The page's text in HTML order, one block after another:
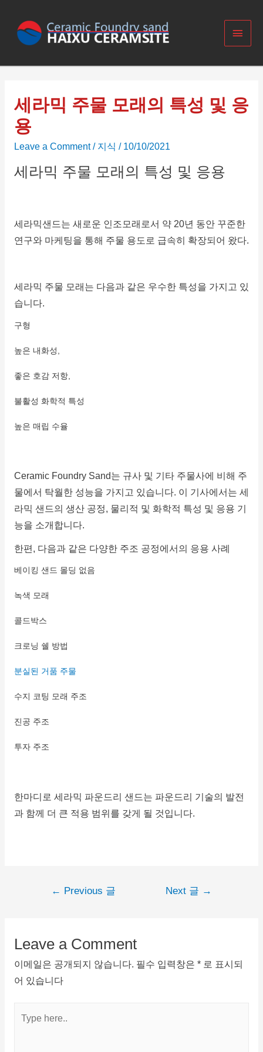
세라믹 주물 모래의 특성 및 응
용
Leave a Comment / 지식 / 10/10/2021
세라믹 주물 모래의 특성 및 응용
세라믹샌드는 새로운 인조모래로서 약 20년 동안 꾸준한
연구와 마케팅을 통해 주물 용도로 급속히 확장되어 왔다.
세라믹 주물 모래는 다음과 같은 우수한 특성을 가지고 있
습니다.
구형
높은 내화성,
좋은 호감 저항,
불활성 화학적 특성
높은 매립 수율
Ceramic Foundry Sand는 규사 및 기타 주물사에 비해 주
물에서 탁월한 성능을 가지고 있습니다. 이 기사에서는 세
라믹 샌드의 생산 공정, 물리적 및 화학적 특성 및 응용 기
능을 소개합니다.
한편, 다음과 같은 다양한 주조 공정에서의 응용 사례
베이킹 샌드 몰딩 없음
녹색 모래
콜드박스
크로닝 쉘 방법
분실된 거품 주물
수지 코팅 모래 주조
진공 주조
투자 주조
한마디로 세라믹 파운드리 샌드는 파운드리 기술의 발전
과 함께 더 큰 적용 범위를 갖게 될 것입니다.
← Previous 글 Next 글 →
Leave a Comment
이메일은 공개되지 않습니다. 필수 입력창은 *로 표시되
어 있습니다